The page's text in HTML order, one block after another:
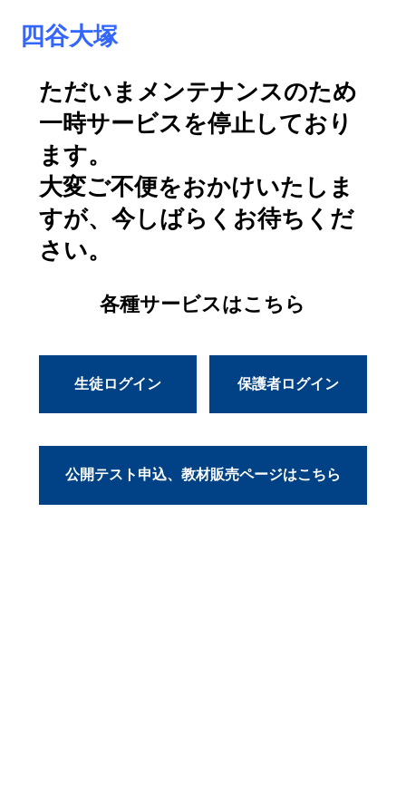
四谷大塚
ただいまメンテナンスのため
一時サービスを停止しており
ます。
大変ご不便をおかけいたしま
すが、今しばらくお待ちくだ
さい。
各種サービスはこちら
生徒ログイン 保護者ログイン
公開テスト申込、教材販売ページはこちら